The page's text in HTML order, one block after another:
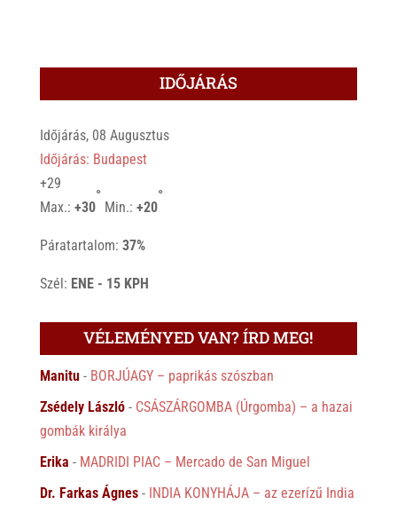
IDŐJÁRÁS
Időjárás, 08 Augusztus
Időjárás: Budapest
+29
Max.: +30
°
Min.: +20
°
Páratartalom: 37%
Szél: ENE - 15 KPH
VÉLEMÉNYED VAN? ÍRD MEG!
Manitu- BORJÚAGY – paprikás szószban
Zsédely László- CSÁSZÁRGOMBA (Úrgomba) – a hazai
gombák királya
Erika - MADRIDI PIAC – Mercado de San Miguel
Dr. Farkas Ágnes- INDIA KONYHÁJA – az ezerízű India